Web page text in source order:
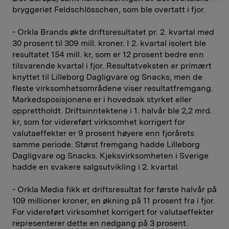
bryggeriet Feldschlösschen, som ble overtatt i fjor.
- Orkla Brands økte driftsresultatet pr. 2. kvartal med
30 prosent til 309 mill. kroner. I 2. kvartal isolert ble
resultatet 154 mill. kr, som er 12 prosent bedre enn
tilsvarende kvartal i fjor. Resultatveksten er primært
knyttet til Lilleborg Dagligvare og Snacks, men de
fleste virksomhetsområdene viser resultatfremgang.
Markedsposisjonene er i hovedsak styrket eller
opprettholdt. Driftsinntektene i 1. halvår ble 2,2 mrd.
kr, som for videreført virksomhet korrigert for
valutaeffekter er 9 prosent høyere enn fjorårets
samme periode. Størst fremgang hadde Lilleborg
Dagligvare og Snacks. Kjeksvirksomheten i Sverige
hadde en svakere salgsutvikling i 2. kvartal.
- Orkla Media fikk et driftsresultat for første halvår på
109 millioner kroner, en økning på 11 prosent fra i fjor.
For videreført virksomhet korrigert for valutaeffekter
representerer dette en nedgang på 3 prosent.